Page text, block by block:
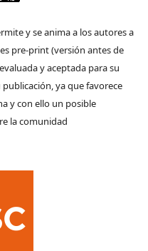
y se anima a los autores a
pre-print (versión antes de
y aceptada para su
ya que favorece
y con ello un posible
la comunidad